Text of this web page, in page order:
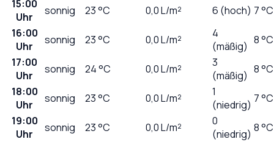
15:00
Uhr
sonnig 23°C 0,0L/m² 6 (hoch) 7 °C
16:00
Uhr
sonnig 23°C 0,0L/m²
4
(mäßig) 8 °C
17:00
Uhr
sonnig 24°C 0,0L/m²
3
(mäßig) 8 °C
18:00
Uhr
sonnig 23°C 0,0L/m²
1
(niedrig) 7 °C
19:00
Uhr
sonnig 23°C 0,0L/m²
0
(niedrig) 8 °C